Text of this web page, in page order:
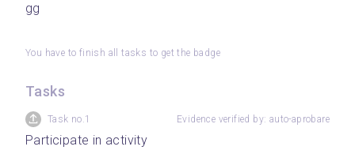
gg
You have to finish all tasks to get the badge
Tasks
Task no.1 Evidence verified by: auto-aprobare
Participate in activity